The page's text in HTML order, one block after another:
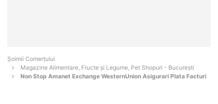
Șoimii Comerțului
Magazine Alimentare, Fructe și Legume, Pet Shopuri - Bucureşti
Non Stop Amanet Exchange WesternUnion Asigurari Plata Facturi